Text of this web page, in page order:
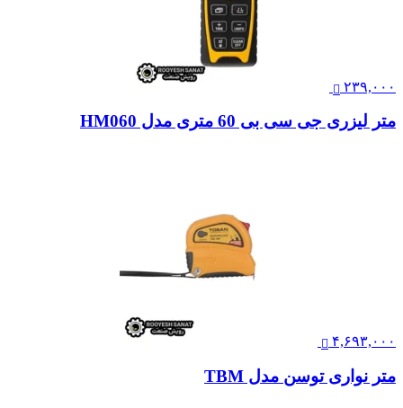
۲۳۹,۰۰۰
متر لیزری جی سی بی 60 متری مدل HM060
۴,۶۹۳,۰۰۰
متر نواری توسن مدل TBM